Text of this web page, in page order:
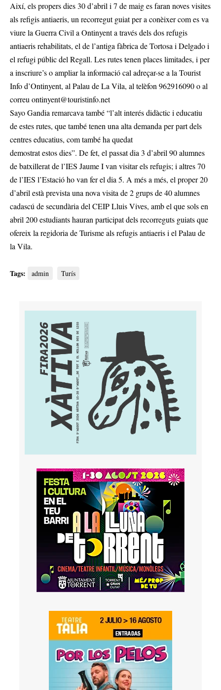
Així, els propers dies 30 d’abril i 7 de maig es faran noves visites
als refigis antiaeris, un recorregut guiat per a conèixer com es va
viure la Guerra Civil a Ontinyent a través dels dos refugis
antiaeris rehabilitats, el de l’antiga fàbrica de Tortosa i Delgado i
el refugi públic del Regall. Les rutes tenen places limitades, i per
a inscriure’s o ampliar la informació cal adreçar-se a la Tourist
Info d’Ontinyent, al Palau de La Vila, al telèfon 962916090 o al
correuontinyent@touristinfo.net
Sayo Gandia remarcava també “l’alt interés didàctic i educatiu
de estes rutes, que també tenen una alta demanda per part dels
centres educatius, com també ha quedat
demostrat estos dies”. De fet, el passat dia 3 d’abril 90 alumnes
de batxillerat de l’IES Jaume I van visitar els refugis; i altres 70
de l’IES l’Estació ho van fer el dia 5. A més a més, el proper 20
d’abril està prevista una nova visita de 2 grups de 40 alumnes
cadascú de secundària del CEIP Lluis Vives, amb el que sols en
abril 200 estudiants hauran participat dels recorreguts guiats que
ofereix la regidoria de Turisme als refugis antiaeris i el Palau de
la Vila.
Tags: admin Turís